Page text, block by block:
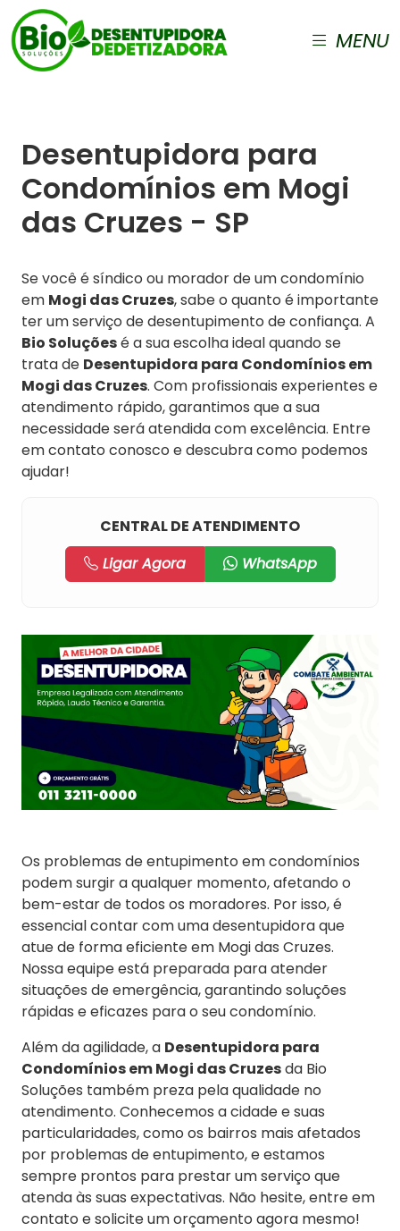
MENU
Desentupidora para
Condomínios em Mogi
das Cruzes - SP
Se você é síndico ou morador de um condomínio
em Mogi das Cruzes, sabe o quanto é importante
ter um serviço de desentupimento de confiança. A
Bio Soluçõesé a sua escolha ideal quando se
trata de Desentupidora para Condomínios em
Mogi das Cruzes. Com profissionais experientes e
atendimento rápido, garantimos que a sua
necessidade será atendida com excelência. Entre
em contato conosco e descubra como podemos
ajudar!
CENTRAL DE ATENDIMENTO
Ligar Agora
WhatsApp
Os problemas de entupimento em condomínios
podem surgir a qualquer momento, afetando o
bem-estar de todos os moradores. Por isso, é
essencial contar com uma desentupidora que
atue de forma eficiente em Mogi das Cruzes.
Nossa equipe está preparada para atender
situações de emergência, garantindo soluções
rápidas e eficazes para o seu condomínio.
Além da agilidade, a Desentupidora para
Condomínios em Mogi das Cruzesda Bio
Soluções também preza pela qualidade no
atendimento. Conhecemos a cidade e suas
particularidades, como os bairros mais afetados
por problemas de entupimento, e estamos
sempre prontos para prestar um serviço que
atenda às suas expectativas. Não hesite, entre em
contato e solicite um orçamento agora mesmo!